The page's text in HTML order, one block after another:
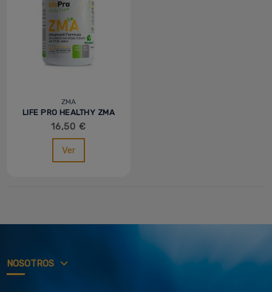
ZMA
LIFE PRO HEALTHY ZMA
- 90 CAPS
16,50 €
Ver
NOSOTROS